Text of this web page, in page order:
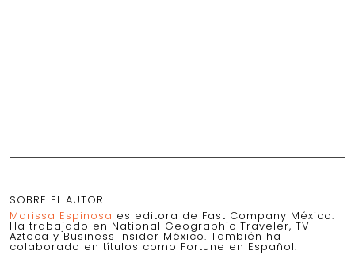
SOBRE EL AUTOR
Marissa Espinosa es editora de Fast Company México.
Ha trabajado en National Geographic Traveler, TV
Azteca y Business Insider México. También ha
colaborado en títulos como Fortune en Español.